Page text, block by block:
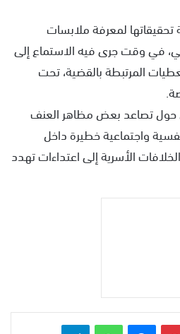
لمعرفة ملابسات
في وقت جرى فيه الاستماع إلى
المرتبطة بالقضية، تحت
حول تصاعد بعض مظاهر العنف
واجتماعية خطيرة داخل
الأسرية إلى اعتداءات تهدد
بينتيريست واتساب